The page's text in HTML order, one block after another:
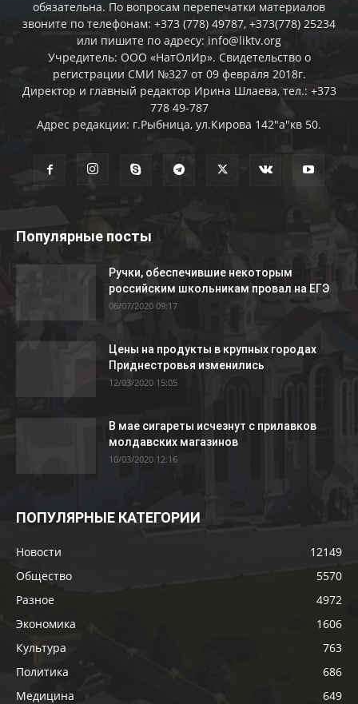
обязательна. По вопросам перепечатки материалов
звоните по телефонам: +373 (778) 49787, +373(778) 25234
или пишите по адресу: info@liktv.org
Учредитель: ООО «НатОлИр». Свидетельство о
регистрации СМИ №327 от 09 февраля 2018г.
Директор и главный редактор Ирина Шлаева, тел.: +373
778 49-787
Адрес редакции: г.Рыбница, ул.Кирова 142"а"кв 50.
Популярные посты
Ручки, обеспечившие некоторым
российским школьникам провал на ЕГЭ
06/07/2020 09:17
Цены на продукты в крупных городах
Приднестровья изменились
12/03/2020 15:05
В мае сигареты исчезнут с прилавков
молдавских магазинов
10/03/2020 12:16
ПОПУЛЯРНЫЕ КАТЕГОРИИ
Новости
12149
Общество
5570
Разное
4972
Экономика
1606
Культура
763
Политика
686
Медицина
649